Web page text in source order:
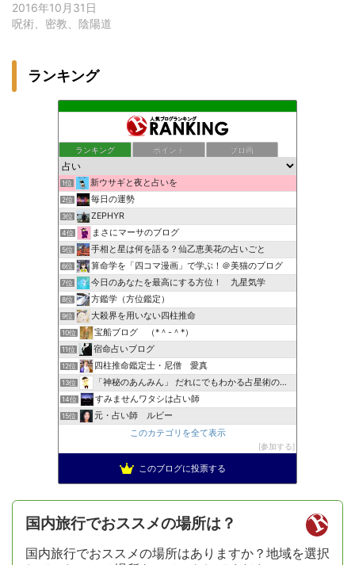
2016年10月31日
呪術、密教、陰陽道
ランキング
ランキング ポイント ブロ画
1位 新ウサギと夜と占いを
2位 毎日の運勢
3位 ZEPHYR
4位 まさにマーサのブログ
5位 手相と星は何を語る？仙乙恵美花の占いごと
6位 算命学を「四コマ漫画」で学ぶ！＠美猫のブログ
7位 今日のあなたを最高にする方位！ 九星気学
8位 方鑑学（方位鑑定）
9位 大殺界を用いない四柱推命
10位 宝船ブログ （*＾-＾*）
11位 宿命占いブログ
12位 四柱推命鑑定士・尼僧 愛真
13位 「神秘のあんみん」 だれにでもわかる占星術の極意『サビアン…
14位 すみませんワタシは占い師
15位
元・占い師 ルビー
このカテゴリを全て表示
参加する
このブログに投票する